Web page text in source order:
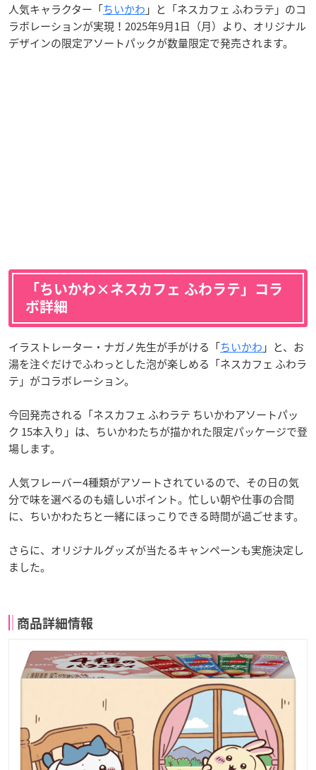
人気キャラクター「ちいかわ 」と「ネスカフェ ふわラテ」のコ
ラボレーションが実現！2025年9月1日（月）より、オリジナル
デザインの限定アソートパックが数量限定で発売されます。
「ちいかわ×ネスカフェ ふわラテ」コラ
ボ詳細
イラストレーター・ナガノ先生が手がける「ちいかわ 」と、お
湯を注ぐだけでふわっとした泡が楽しめる「ネスカフェ ふわラ
テ」がコラボレーション。
今回発売される「ネスカフェ ふわラテ ちいかわアソートパッ
ク 15本入り」は、ちいかわたちが描かれた限定パッケージで登
場します。
人気フレーバー4種類がアソートされているので、その日の気
分で味を選べるのも嬉しいポイント。忙しい朝や仕事の合間
に、ちいかわたちと一緒にほっこりできる時間が過ごせます。
さらに、オリジナルグッズが当たるキャンペーンも実施決定し
ました。
商品詳細情報